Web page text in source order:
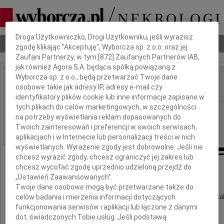
Nekrologi Odeszli Poradnik pogrzebowy
IMIĘ I NAZWISKO: Irena Dzierzgowska
REGION: Warszawa
DATA EMISJI: 09.03.2009
Z wielkim żalem i smutkiem żegnamy
naszą współpracownicę
redaktora naczelnego miesięcznika "Dyrektor
Panią
Dbamy o Twoją prywatność
Droga Użytkowniczko, Drogi Użytkowniku, jeśli wyrazisz
zgodę klikając "Akceptuję", Wyborcza sp. z o.o. oraz jej
Zaufani Partnerzy, w tym [872 ] Zaufanych Partnerów IAB,
jak również Agora S.A. będąca spółką powiązaną z
Wyborcza sp. z o.o., będą przetwarzać Twoje dane
osobowe takie jak adresy IP, adresy e-mail czy
identyfikatory plików cookie lub inne informacje zapisane w
tych plikach do celów marketingowych, w szczególności
na potrzeby wyświetlania reklam dopasowanych do
Twoich zainteresowań i preferencji w swoich serwisach,
aplikacjach i w Internecie lub personalizacji treści w nich
wyświetlanych. Wyrażenie zgody jest dobrowolne. Jeśli nie
chcesz wyrazić zgody, chcesz ograniczyć jej zakres lub
chcesz wycofać zgodę uprzednio udzieloną przejdź do
„Ustawień Zaawansowanych”.
Twoje dane osobowe mogą być przetwarzane także do
celów badania i mierzenia informacji dotyczących
funkcjonowania serwisów i aplikacji lub łączone z danymi
dot. świadczonych Tobie usług. Jeśli podstawą